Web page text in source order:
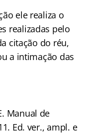
ele realiza o
realizadas pelo
citação do réu,
a intimação das
Manual de
Ed. ver., ampl. e